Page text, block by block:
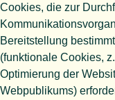
Cookies, die zur
Bereitstellung
(funktionale Cookies,
Optimierung der
Webpublikums)